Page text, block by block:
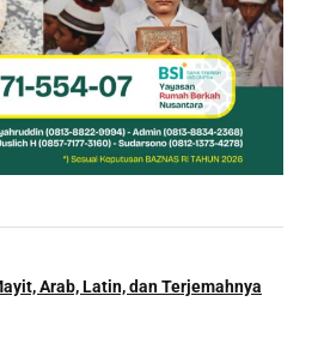
Arab, Latin, dan Terjemahnya